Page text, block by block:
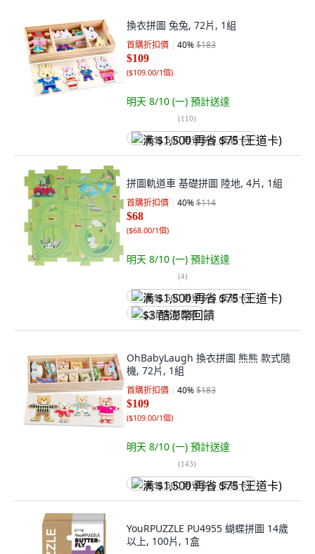
換衣拼圖 兔兔, 72片, 1組
首購折扣價 40%$183
$109
($109.00/1個)
明天 8/10 (一) 預計送達
(110)
满 $1,500 再省 $75 (王道卡)
拼圖軌道車 基礎拼圖 陸地, 4片, 1組
首購折扣價 40%$114
$68
($68.00/1個)
明天 8/10 (一) 預計送達
(4)
满 $1,500 再省 $75 (王道卡)
$3 酷澎幣回饋
OhBabyLaugh 換衣拼圖 熊熊 款式隨
機, 72片, 1組
首購折扣價 40%$183
$109
($109.00/1個)
明天 8/10 (一) 預計送達
(143)
满 $1,500 再省 $75 (王道卡)
YouRPUZZLE PU4955 蝴蝶拼圖 14歲
以上, 100片, 1盒